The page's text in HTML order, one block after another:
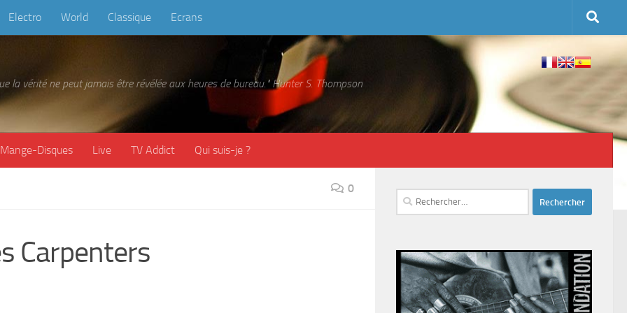
Electro World Classique Ecrans
la vérité ne peut jamais être révélée aux heures de bureau." Hunter S. Thompson
Mange-Disques Live TV Addict Qui suis-je ?
0
Carpenters
Rechercher :